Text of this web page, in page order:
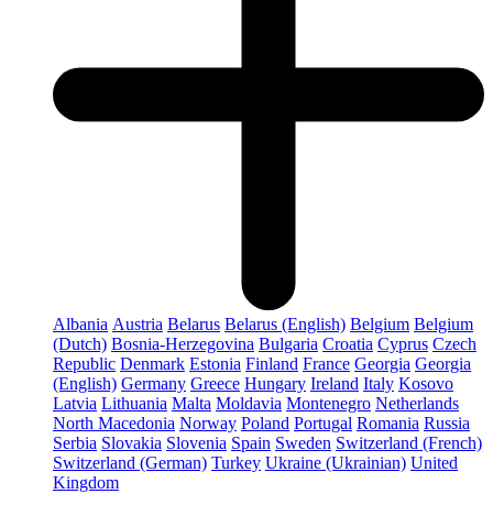
Albania Austria Belarus Belarus (English) Belgium Belgium
(Dutch) Bosnia-Herzegovina Bulgaria Croatia Cyprus Czech
Republic Denmark Estonia Finland France Georgia Georgia
(English) Germany Greece Hungary Ireland Italy Kosovo
Latvia Lithuania Malta Moldavia Montenegro Netherlands
North Macedonia Norway Poland Portugal Romania Russia
Serbia Slovakia Slovenia Spain Sweden Switzerland (French)
Switzerland (German) Turkey Ukraine (Ukrainian) United
Kingdom